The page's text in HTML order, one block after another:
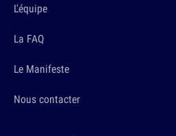
L'équipe
La FAQ
Le Manifeste
Nous contacter